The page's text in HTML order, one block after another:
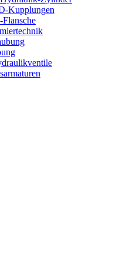
Kupplungen
Flansche